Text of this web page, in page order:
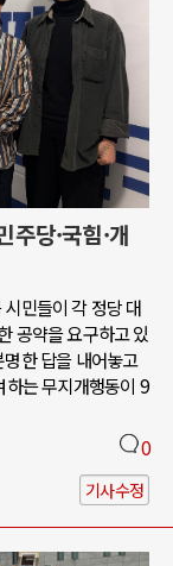
당·국힘·개
민들이 각 정당 대
공약을 요구하고 있
한 답을 내어놓고
는 무지개행동이 9
0
기사수정